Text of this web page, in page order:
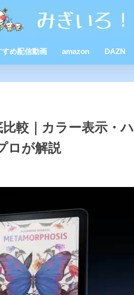
すめ配信動画 amazon DAZN
較｜カラー表示・ハ
ロが解説